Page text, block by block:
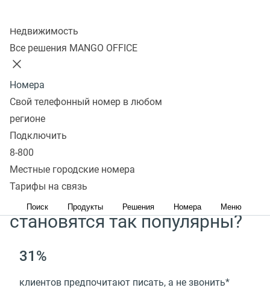
Недвижимость
Все решения MANGO OFFICE
Номера
Свой телефонный номер в любом
регионе
Подключить
8-800
Местные городские номера
Тарифы на связь
Поиск Продукты Решения Номера Меню
Удобное общение в УВК
*УВК (CRM) — управление взаимоотношениями
с клиентами
Оставить заявку
Почему текстовые каналы
становятся так популярны?
31%
клиентов предпочитают писать, а не звонить*